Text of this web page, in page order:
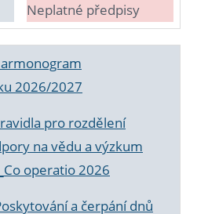
Neplatné předpisy
2026/2027
pro rozdělení
na vědu a výzkum
operatio 2026
a čerpání dnů